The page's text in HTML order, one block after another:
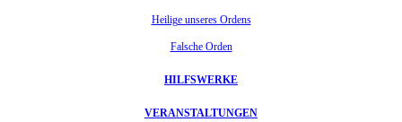
Heilige unseres Ordens
Falsche Orden
HILFSWERKE
VERANSTALTUNGEN